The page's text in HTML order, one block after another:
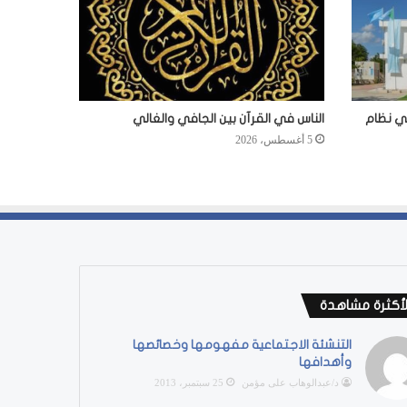
نظام الناس في القرآن بين الجافي والغالي
5 أغسطس، 2026
مشاهدة
التنشئة الاجتماعية مفهومها وخصائصها
وأهدافها
د/عبدالوهاب على مؤمن 25 سبتمبر، 2013